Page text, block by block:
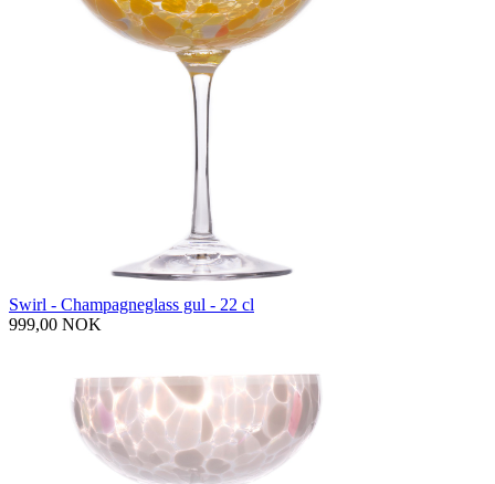
Swirl - Champagneglass gul - 22 cl
999,00 NOK